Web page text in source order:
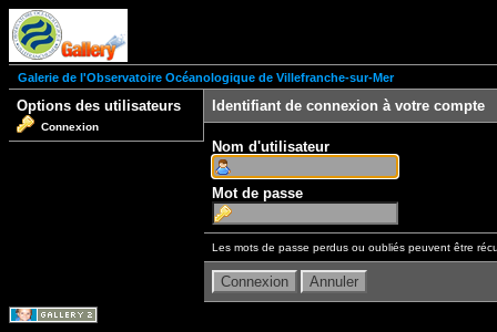
Galerie de l'Observatoire Océanologique de Villefranche-sur-Mer
Options des utilisateurs
Connexion
Identifiant de connexion à votre compte
Nom d'utilisateur
Mot de passe
Les mots de passe perdus ou oubliés peuvent être